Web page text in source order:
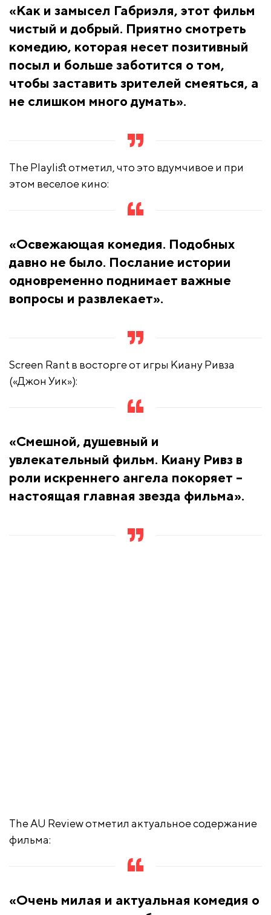
«Как и замысел Габриэля, этот фильм
чистый и добрый. Приятно смотреть
комедию, которая несет позитивный
посыл и больше заботится о том,
чтобы заставить зрителей смеяться, а
не слишком много думать».
The Playlist отметил, что это вдумчивое и при
этом веселое кино:
«Освежающая комедия. Подобных
давно не было. Послание истории
одновременно поднимает важные
вопросы и развлекает».
Screen Rant в восторге от игры Киану Ривза
(«Джон Уик»):
«Смешной, душевный и
увлекательный фильм. Киану Ривз в
роли искреннего ангела покоряет –
настоящая главная звезда фильма».
The AU Review отметил актуальное содержание
фильма:
«Очень милая и актуальная комедия о